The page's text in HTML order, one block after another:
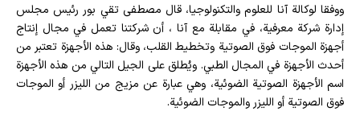
ووفقا لوكالة آنا للعلوم والتكنولوجيا، قال مصطفى تقي بور رئيس مجلس
إدارة شركة معرفية، في مقابلة مع آنا ، أن شركتنا تعمل في مجال إنتاج
أجهزة الموجات فوق الصوتية وتخطيط القلب، وقال: هذه الأجهزة تعتبر من
أحدث الأجهزة في المجال الطبي. ويُطلق على الجيل التالي من هذه الأجهزة
اسم الأجهزة الصوتية الضوئية، وهي عبارة عن مزيج من الليزر أو الموجات
فوق الصوتية أو الليزر والموجات الضوئية.